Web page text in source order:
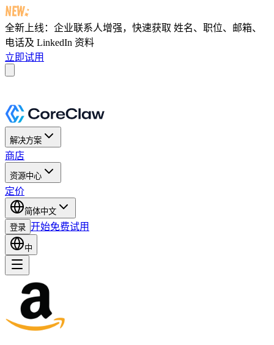
全新上线：企业联系人增强，快速获取 姓名、职位、邮箱、
电话及 LinkedIn 资料
立即试用
解决方案
商店
资源中心
定价
简体中文
登录 开始免费试用
中